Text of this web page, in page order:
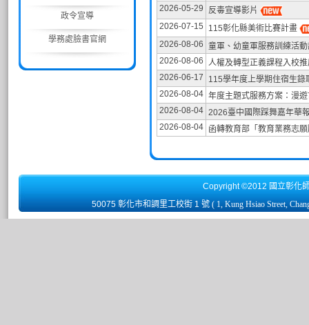
政令宣導
學務處臉書官網
2026-05-29
反毒宣導影片
2026-07-15
115彰化縣美術比賽計畫
2026-08-06 童軍、幼童軍服務訓練活
2026-08-06 人權及轉型正義課程入校
2026-06-17
115學年度上學期住宿生錄
2026-08-04 年度主題式服務方案：漫
2026-08-04 2026臺中國際踩舞嘉年華
2026-08-04 函轉教育部「教育業務志
Copyright ©2012 國立彰化
50075 彰化市和調里工校街 1 號 ( 1, Kung Hsiao Street,